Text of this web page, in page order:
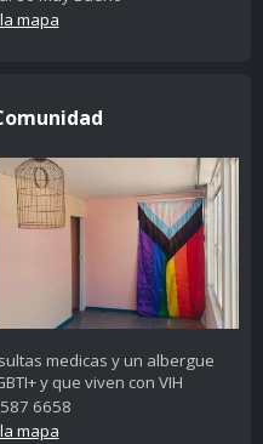
mapa
medicas y un albergue
y que viven con VIH
6658
mapa